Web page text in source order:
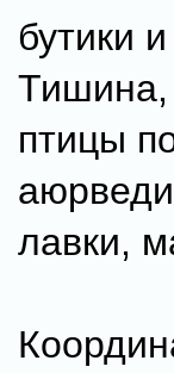
бутики
птицы
лавки,